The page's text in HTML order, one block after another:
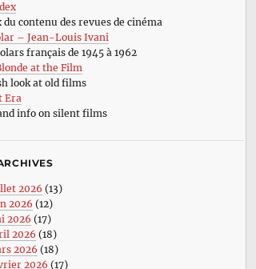
du contenu des revues de cinéma
– Jean-Louis Ivani
français de 1945 à 1962
at the Film
look at old films
Era
info on silent films
2026 (13)
2026 (12)
2026 (17)
2026 (18)
2026 (18)
2026 (17)